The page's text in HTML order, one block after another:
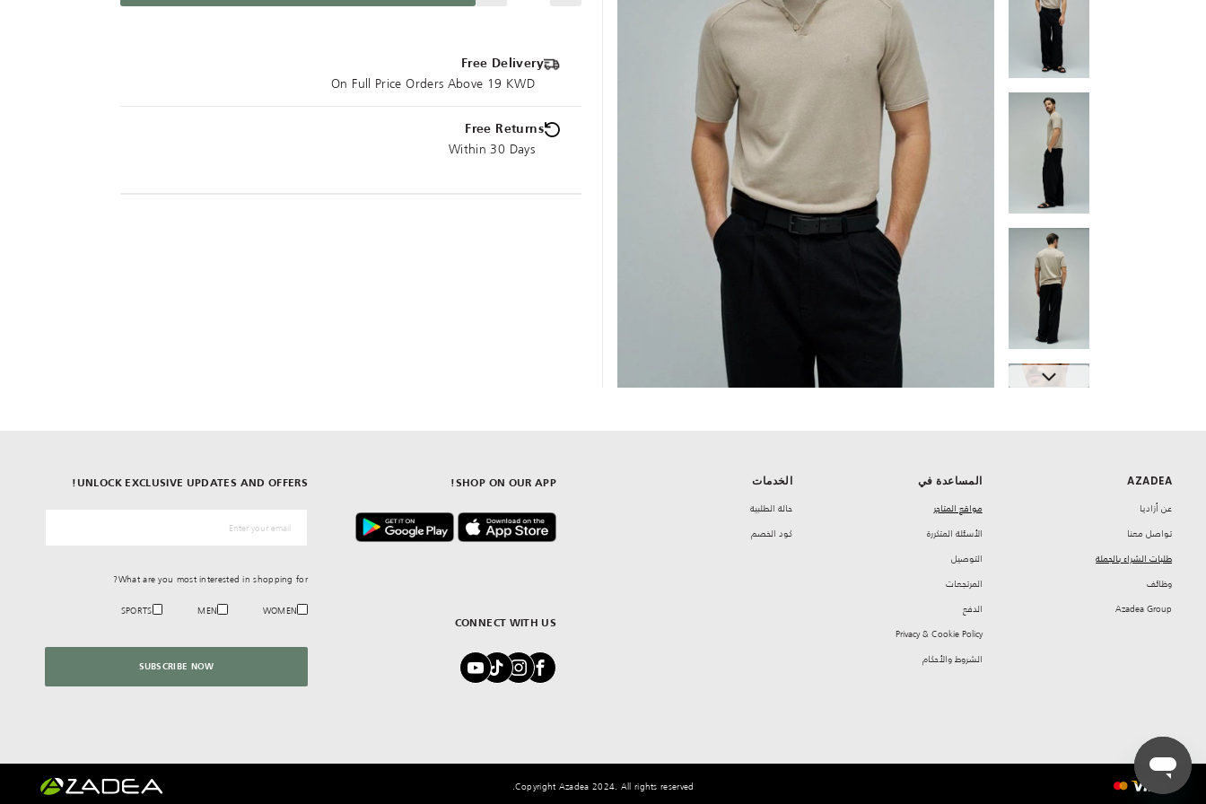
Free Delivery
On Full Price Orders Above 19 KWD
Free Returns
Within 30 Days
AZADEA
‏عن أزاديا
تواصل معنا
طلبات الشراء بالجملة
‏وظائف
Azadea Group
المساعدة في
مواقع المتاجر
‏الأسئلة المتكررة
‏التوصيل
‏المرتجعات
‏الدفع
Privacy & Cookie Policy
‏الشروط والأحكام
الخدمات
حالة الطلبية
كود الخصم
CONNECT WITH US
SHOP ON OUR APP!
UNLOCK EXCLUSIVE UPDATES AND OFFERS!
What are you most interested in shopping for?
WOMEN
MEN
SPORTS
SUBSCRIBE NOW
Copyright Azadea 2024. All rights reserved.